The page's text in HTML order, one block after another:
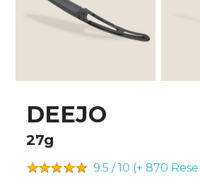
DEEJO
27g
9.5 / 10 (+ 870